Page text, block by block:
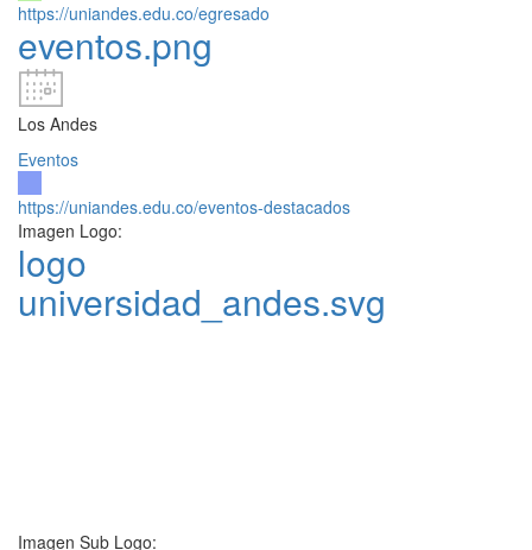
https://uniandes.edu.co/egresado
eventos.png
Los Andes
Eventos
https://uniandes.edu.co/eventos-destacados
Imagen Logo:
logo
universidad_andes.svg
Imagen Sub Logo: